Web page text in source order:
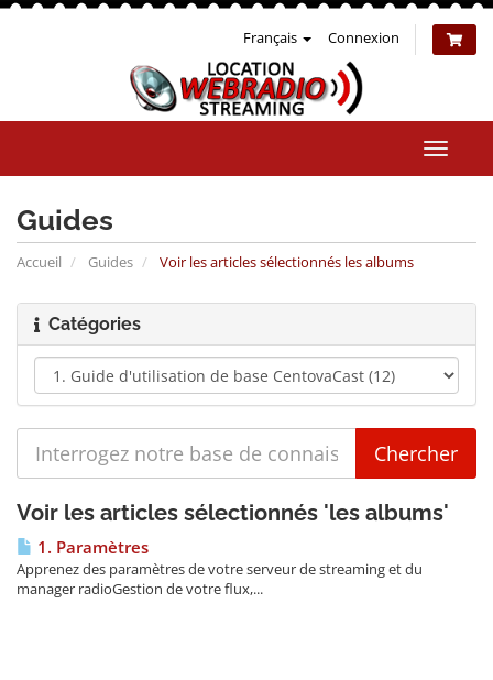
Français Connexion
la
Guides
Accueil Guides Voir les articles sélectionnés les albums
Catégories
Voir les articles sélectionnés 'les albums'
1. Paramètres
Apprenez des paramètres de votre serveur de streaming et du
manager radioGestion de votre flux,...